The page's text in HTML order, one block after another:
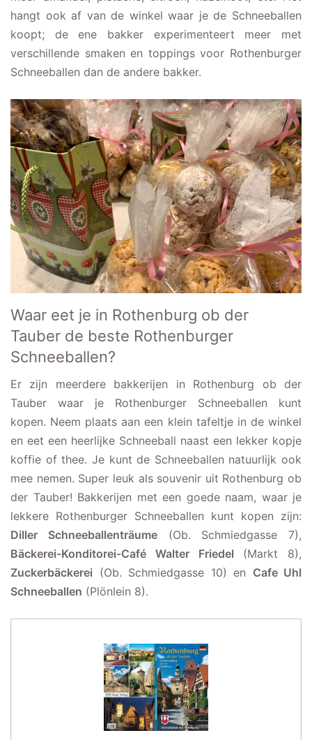
hangt ook af van de winkel waar je de Schneeballen
koopt; de ene bakker experimenteert meer met
verschillende smaken en toppings voor Rothenburger
Schneeballen dan de andere bakker.
Waar eet je in Rothenburg ob der
Tauber de beste Rothenburger
Schneeballen?
Er zijn meerdere bakkerijen in Rothenburg ob der
Tauber waar je Rothenburger Schneeballen kunt
kopen. Neem plaats aan een klein tafeltje in de winkel
en eet een heerlijke Schneeball naast een lekker kopje
koffie of thee. Je kunt de Schneeballen natuurlijk ook
mee nemen. Super leuk als souvenir uit Rothenburg ob
der Tauber! Bakkerijen met een goede naam, waar je
lekkere Rothenburger Schneeballen kunt kopen zijn:
Diller Schneeballenträume(Ob. Schmiedgasse 7),
Bäckerei-Konditorei-Café Walter Friedel (Markt 8),
Zuckerbäckerei (Ob. Schmiedgasse 10) en Cafe Uhl
Schneeballen (Plönlein 8).